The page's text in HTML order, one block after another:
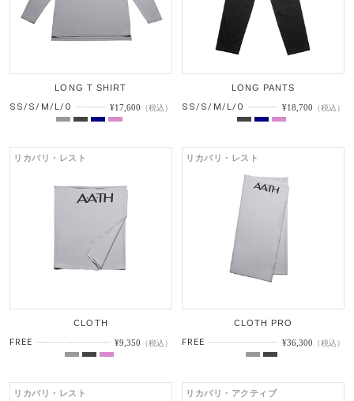
LONG T SHIRT
SS/S/M/L/O ¥17,600 （税込）
LONG PANTS
SS/S/M/L/O ¥18,700 （税込）
リカバリ・レスト
CLOTH
FREE ¥9,350 （税込）
リカバリ・レスト
CLOTH PRO
FREE ¥36,300 （税込）
リカバリ・レスト リカバリ・アクティブ